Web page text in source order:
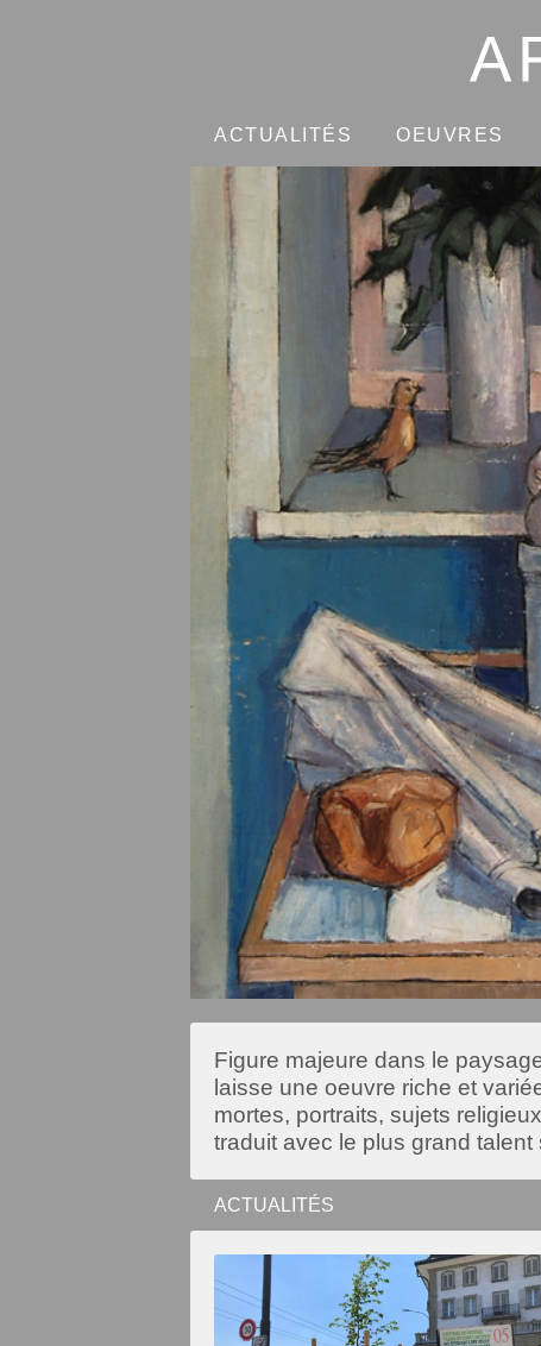
ACTUALITÉS OEUVRES
Figure majeure dans le
laisse une oeuvre riche et
mortes, portraits, sujets
traduit avec le plus grand
ACTUALITÉS